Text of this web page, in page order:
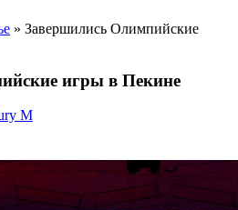
» Завершились Олимпийские
игры в Пекине
M